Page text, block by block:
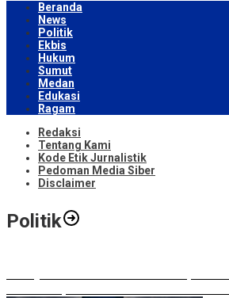
Beranda
News
Politik
Ekbis
Hukum
Sumut
Medan
Edukasi
Ragam
Redaksi
Tentang Kami
Kode Etik Jurnalistik
Pedoman Media Siber
Disclaimer
Politik